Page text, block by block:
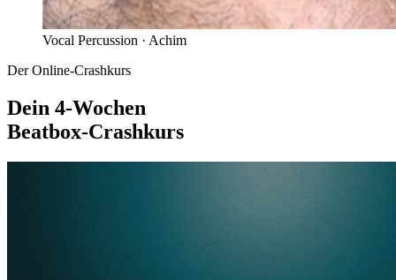
Vocal Percussion · Achim
Der Online-Crashkurs
Dein 4-Wochen
Beatbox-Crashkurs